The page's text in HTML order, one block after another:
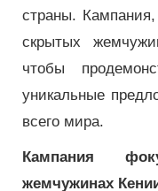
страны.
скрытых
чтобы
уникальные
всего мира.
Кампания
жемчужинах